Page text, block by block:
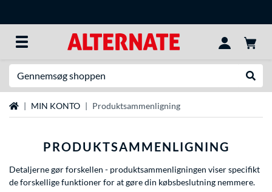
StartsideMIN KONTO Produktsammenligning
PRODUKTSAMMENLIGNING
Detaljerne gør forskellen - produktsammenligningen viser specifikt
de forskellige funktioner for at gøre din købsbeslutning nemmere.